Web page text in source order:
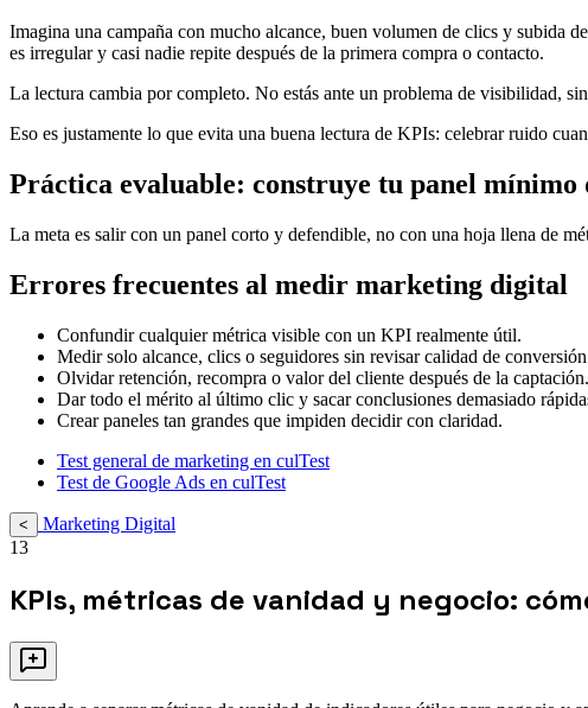
Imagina una campaña con mucho alcance, buen volumen de clics y subida
es irregular y casi nadie repite después de la primera compra o contacto.
La lectura cambia por completo. No estás ante un problema de visibilidad,
Eso es justamente lo que evita una buena lectura de KPIs: celebrar ruido
Práctica evaluable: construye tu panel mínimo
La meta es salir con un panel corto y defendible, no con una hoja llena de
Errores frecuentes al medir marketing digital
Confundir cualquier métrica visible con un KPI realmente útil.
Medir solo alcance, clics o seguidores sin revisar calidad de
Olvidar retención, recompra o valor del cliente después de la captación.
Dar todo el mérito al último clic y sacar conclusiones demasiado
Crear paneles tan grandes que impiden decidir con claridad.
Test general de marketing en culTest
Test de Google Ads en culTest
<
Marketing Digital
13
KPIs, métricas de vanidad y negocio: